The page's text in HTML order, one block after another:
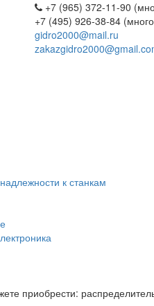
+7 (965) 372-11-90
+7 (495) 926-38-84
gidro2000@mail.ru
к станкам
приобрести: